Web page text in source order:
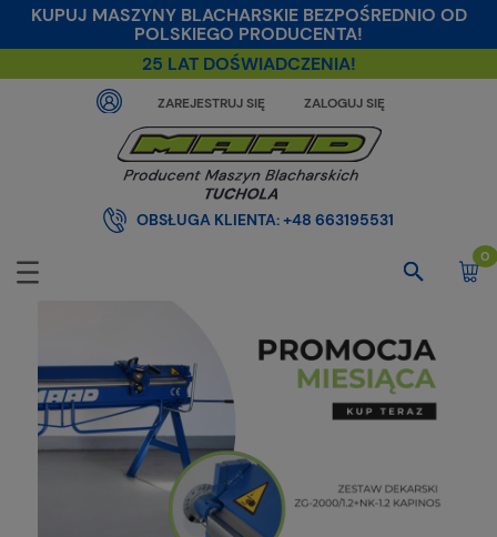
KUPUJ MASZYNY BLACHARSKIE BEZPOŚREDNIO OD
POLSKIEGO PRODUCENTA!
25 LAT DOŚWIADCZENIA!
ZAREJESTRUJ SIĘ ZALOGUJ SIĘ
OBSŁUGA KLIENTA:+48 663195531